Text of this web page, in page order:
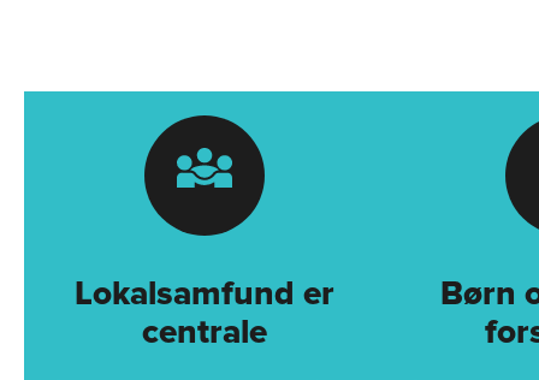
Lokalsamfund er
centrale
Børn